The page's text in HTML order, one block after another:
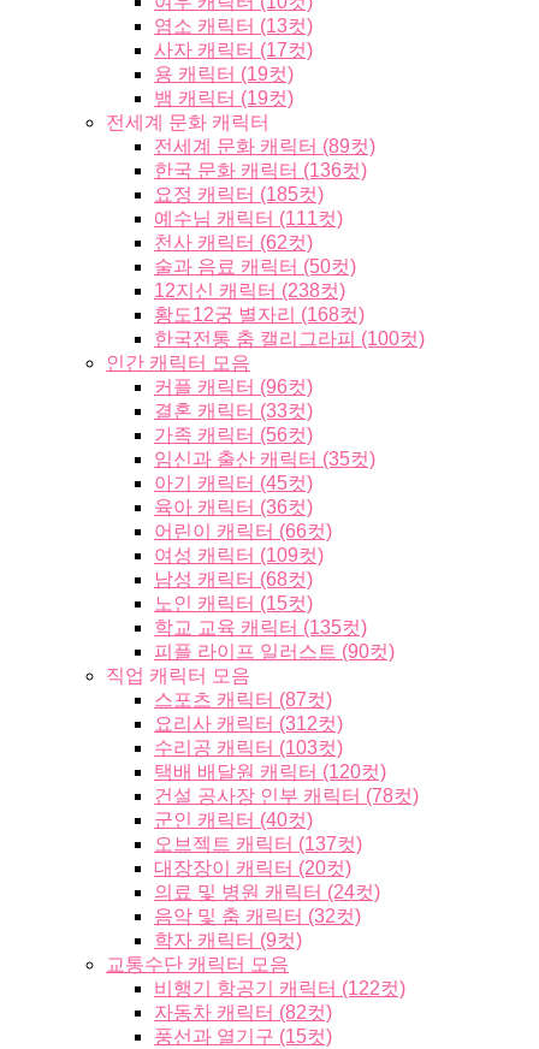
염소 캐릭터 (13컷)
사자 캐릭터 (17컷)
용 캐릭터 (19컷)
뱀 캐릭터 (19컷)
전세계 문화 캐릭터
전세계 문화 캐릭터 (89컷)
한국 문화 캐릭터 (136컷)
요정 캐릭터 (185컷)
예수님 캐릭터 (111컷)
천사 캐릭터 (62컷)
술과 음료 캐릭터 (50컷)
12지신 캐릭터 (238컷)
황도12궁 별자리 (168컷)
한국전통 춤 캘리그라피 (100컷)
인간 캐릭터 모음
커플 캐릭터 (96컷)
결혼 캐릭터 (33컷)
가족 캐릭터 (56컷)
임신과 출산 캐릭터 (35컷)
아기 캐릭터 (45컷)
육아 캐릭터 (36컷)
어린이 캐릭터 (66컷)
여성 캐릭터 (109컷)
남성 캐릭터 (68컷)
노인 캐릭터 (15컷)
학교 교육 캐릭터 (135컷)
피플 라이프 일러스트 (90컷)
직업 캐릭터 모음
스포츠 캐릭터 (87컷)
요리사 캐릭터 (312컷)
수리공 캐릭터 (103컷)
택배 배달원 캐릭터 (120컷)
건설 공사장 인부 캐릭터 (78컷)
군인 캐릭터 (40컷)
오브젝트 캐릭터 (137컷)
대장장이 캐릭터 (20컷)
의료 및 병원 캐릭터 (24컷)
음악 및 춤 캐릭터 (32컷)
학자 캐릭터 (9컷)
교통수단 캐릭터 모음
비행기 항공기 캐릭터 (122컷)
자동차 캐릭터 (82컷)
풍선과 열기구 (15컷)